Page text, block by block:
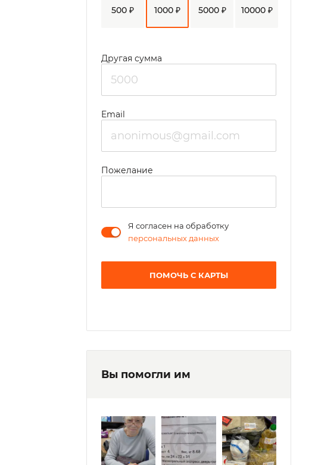
500 ₽ 1000 ₽ 5000 ₽ 10000 ₽
Другая сумма
Email
Пожелание
Я согласен на обработку
персональных данных
ПОМОЧЬ С КАРТЫ
Вы помогли им